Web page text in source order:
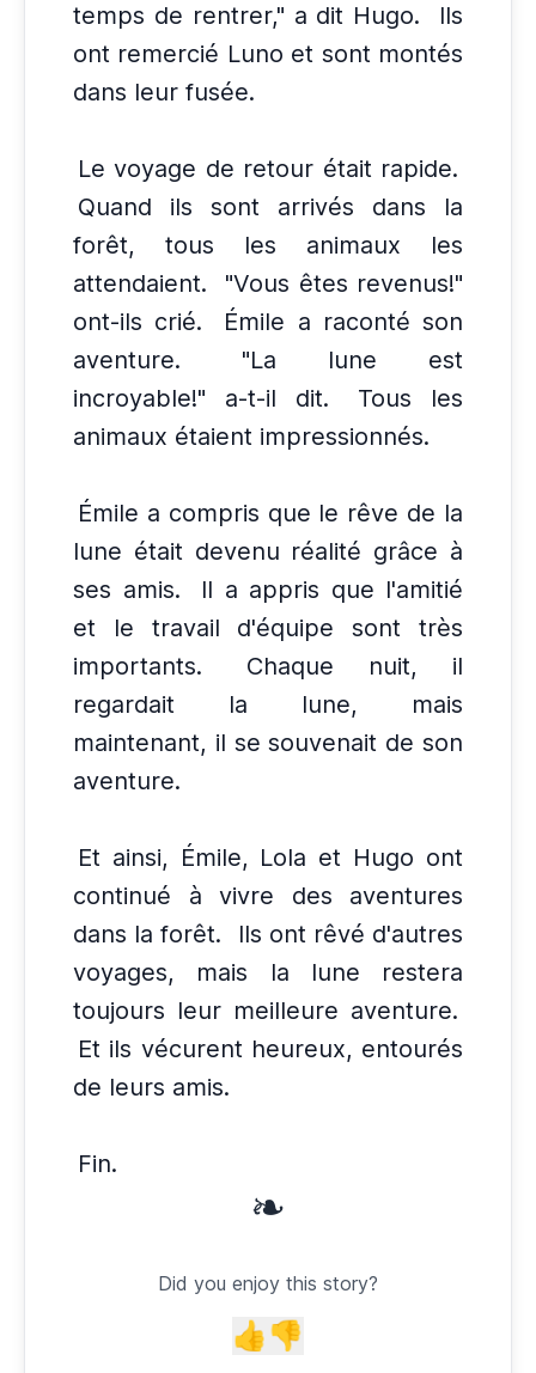
temps de rentrer," a dit Hugo.
Ils
ont remercié Luno et sont montés
dans leur fusée.
Le voyage de retour était rapide.
Quand ils sont arrivés dans la
forêt, tous les animaux les
attendaient.
"Vous êtes revenus!"
ont-ils crié.
Émile a raconté son
aventure.
"La lune est
incroyable!" a-t-il dit.
Tous les
animaux étaient impressionnés.
Émile a compris que le rêve de la
lune était devenu réalité grâce à
ses amis.
Il a appris que l'amitié
et le travail d'équipe sont très
importants.
Chaque nuit, il
regardait la lune, mais
maintenant, il se souvenait de son
aventure.
Et ainsi, Émile, Lola et Hugo ont
continué à vivre des aventures
dans la forêt.
Ils ont rêvé d'autres
voyages, mais la lune restera
toujours leur meilleure aventure.
Et ils vécurent heureux, entourés
de leurs amis.
Fin.
❧
Did you enjoy this story?
👍👎